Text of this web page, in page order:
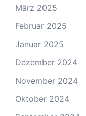
März 2025
Februar 2025
Januar 2025
Dezember 2024
November 2024
Oktober 2024